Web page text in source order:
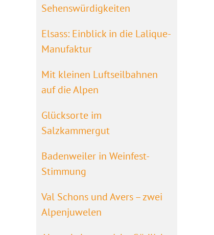
Sehenswürdigkeiten
Elsass: Einblick in die Lalique-
Manufaktur
Mit kleinen Luftseilbahnen
auf die Alpen
Glücksorte im
Salzkammergut
Badenweiler in Weinfest-
Stimmung
Val Schons und Avers – zwei
Alpenjuwelen